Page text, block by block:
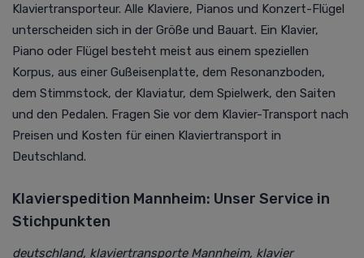
Klaviertransporteur. Alle Klaviere, Pianos und Konzert-Flügel
unterscheiden sich in der Größe und Bauart. Ein Klavier,
Piano oder Flügel besteht meist aus einem speziellen
Korpus, aus einer Gußeisenplatte, dem Resonanzboden,
dem Stimmstock, der Klaviatur, dem Spielwerk, den Saiten
und den Pedalen. Fragen Sie vor dem Klavier-Transport nach
Preisen und Kosten für einen Klaviertransport in
Deutschland.
Klavierspedition Mannheim: Unser Service in
Stichpunkten
deutschland, klaviertransporte Mannheim, klavier